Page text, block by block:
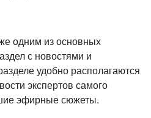
одним из основных
с новостями и
удобно располагаются
экспертов самого
эфирные сюжеты.